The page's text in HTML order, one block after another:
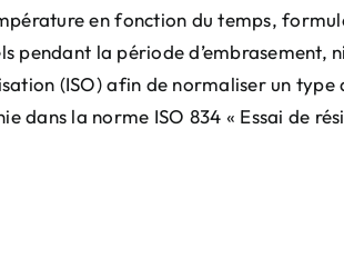
en fonction du temps,
la période d’embrasement,
(ISO) afin de normaliser un
la norme ISO 834 « Essai de